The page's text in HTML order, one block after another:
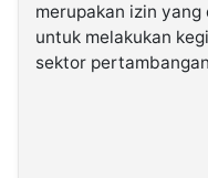
merupakan izin
untuk melakukan
sektor